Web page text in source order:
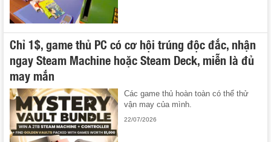
Chỉ 1$, game thủ PC có cơ hội trúng độc đắc, nhận
ngay Steam Machine hoặc Steam Deck, miễn là đủ
may mắn
Các game thủ hoàn toàn có thể thử
vận may của mình.
22/07/2026